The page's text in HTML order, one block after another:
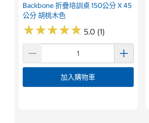
Backbone 折疊培訓桌 150公分 X 45
公分 胡桃木色
★★★★★
★★★★★ 5.0 (1)
加入購物車